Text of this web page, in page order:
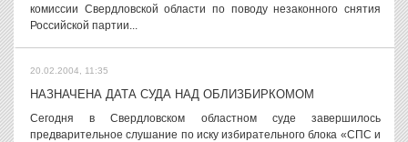
комиссии Свердловской области по поводу незаконного снятия
Российской партии...
20.02.2004, 11:35
НАЗНАЧЕНА ДАТА СУДА НАД ОБЛИЗБИРКОМОМ
Сегодня в Свердловском областном суде завершилось
предварительное слушание по иску избирательного блока «СПС и